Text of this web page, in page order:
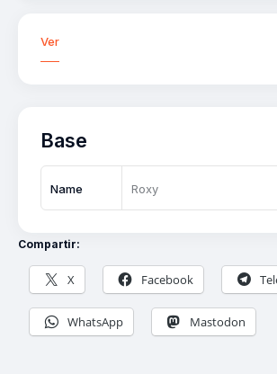
Ver
Base
Name Roxy
Compartir:
X Facebook
WhatsApp Mastodon